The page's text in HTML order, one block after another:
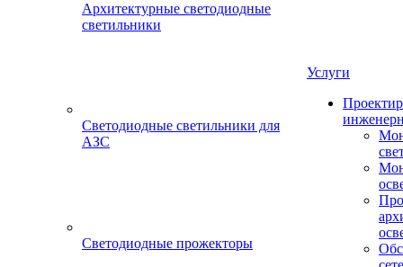
Архитектурные светодиодные
светильники
Светодиодные светильники для
АЗС
Светодиодные прожекторы
Услуги